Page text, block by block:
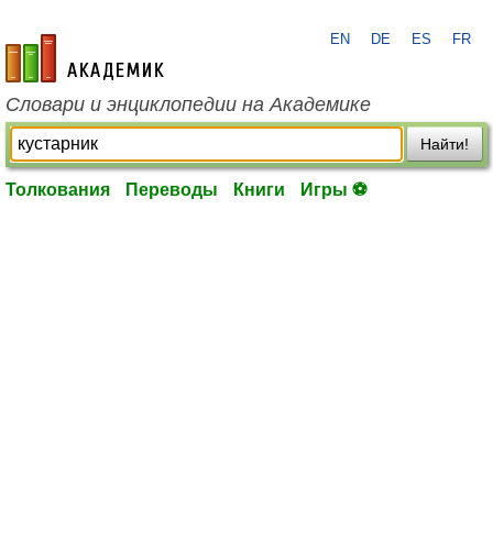
academic.ru
EN DE ES FR
Словари и энциклопедии на Академике
Найти!
Толкования Переводы Книги Игры ⚽